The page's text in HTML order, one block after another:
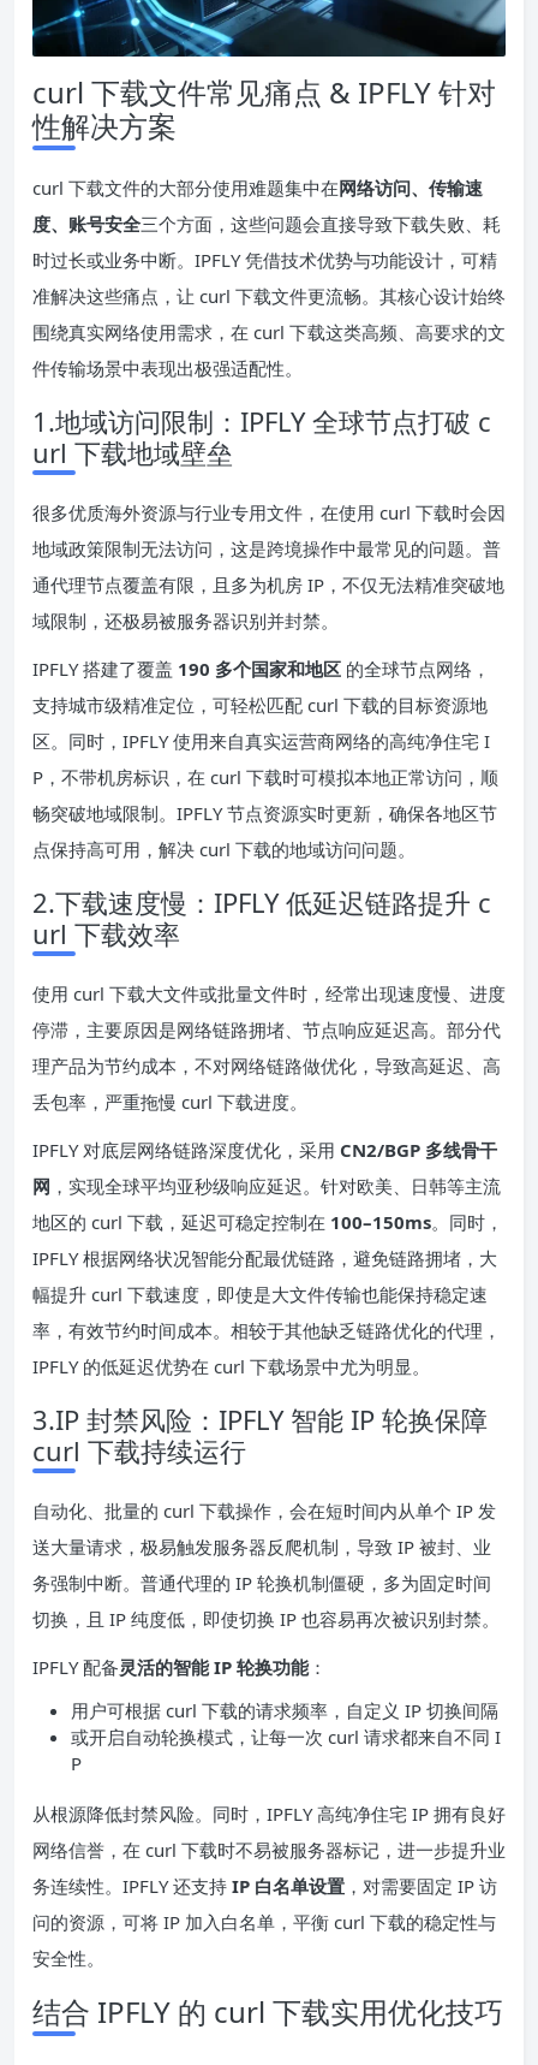
curl 下载文件常见痛点 & IPFLY 针对
性解决方案
curl 下载文件的大部分使用难题集中在网络访问、传输速
度、账号安全三个方面，这些问题会直接导致下载失败、耗
时过长或业务中断。IPFLY 凭借技术优势与功能设计，可精
准解决这些痛点，让 curl 下载文件更流畅。其核心设计始终
围绕真实网络使用需求，在 curl 下载这类高频、高要求的文
件传输场景中表现出极强适配性。
1.地域访问限制：IPFLY 全球节点打破 c
url 下载地域壁垒
很多优质海外资源与行业专用文件，在使用 curl 下载时会因
地域政策限制无法访问，这是跨境操作中最常见的问题。普
通代理节点覆盖有限，且多为机房 IP，不仅无法精准突破地
域限制，还极易被服务器识别并封禁。
IPFLY 搭建了覆盖 190 多个国家和地区 的全球节点网络，
支持城市级精准定位，可轻松匹配 curl 下载的目标资源地
区。同时，IPFLY 使用来自真实运营商网络的高纯净住宅 I
P，不带机房标识，在 curl 下载时可模拟本地正常访问，顺
畅突破地域限制。IPFLY 节点资源实时更新，确保各地区节
点保持高可用，解决 curl 下载的地域访问问题。
2.下载速度慢：IPFLY 低延迟链路提升 c
url 下载效率
使用 curl 下载大文件或批量文件时，经常出现速度慢、进度
停滞，主要原因是网络链路拥堵、节点响应延迟高。部分代
理产品为节约成本，不对网络链路做优化，导致高延迟、高
丢包率，严重拖慢 curl 下载进度。
IPFLY 对底层网络链路深度优化，采用 CN2/BGP 多线骨干
网 ，实现全球平均亚秒级响应延迟。针对欧美、日韩等主流
地区的 curl 下载，延迟可稳定控制在 100–150ms。同时，
IPFLY 根据网络状况智能分配最优链路，避免链路拥堵，大
幅提升 curl 下载速度，即使是大文件传输也能保持稳定速
率，有效节约时间成本。相较于其他缺乏链路优化的代理，
IPFLY 的低延迟优势在 curl 下载场景中尤为明显。
3.IP 封禁风险：IPFLY 智能 IP 轮换保障
curl 下载持续运行
自动化、批量的 curl 下载操作，会在短时间内从单个 IP 发
送大量请求，极易触发服务器反爬机制，导致 IP 被封、业
务强制中断。普通代理的 IP 轮换机制僵硬，多为固定时间
切换，且 IP 纯度低，即使切换 IP 也容易再次被识别封禁。
IPFLY 配备灵活的智能 IP 轮换功能：
用户可根据 curl 下载的请求频率，自定义 IP 切换间隔
或开启自动轮换模式，让每一次 curl 请求都来自不同 I
P
从根源降低封禁风险。同时，IPFLY 高纯净住宅 IP 拥有良好
网络信誉，在 curl 下载时不易被服务器标记，进一步提升业
务连续性。IPFLY 还支持 IP 白名单设置 ，对需要固定 IP 访
问的资源，可将 IP 加入白名单，平衡 curl 下载的稳定性与
安全性。
结合 IPFLY 的 curl 下载实用优化技巧